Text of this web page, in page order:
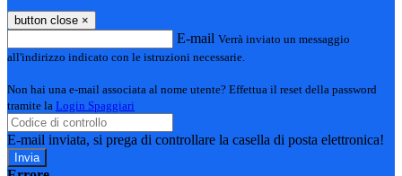
button close ×
E-mail Verrà inviato un messaggio
all'indirizzo indicato con le istruzioni necessarie.
Non hai una e-mail associata al nome utente? Effettua il reset della password
tramite la Login Spaggiari
E-mail inviata, si prega di controllare la casella di posta elettronica!